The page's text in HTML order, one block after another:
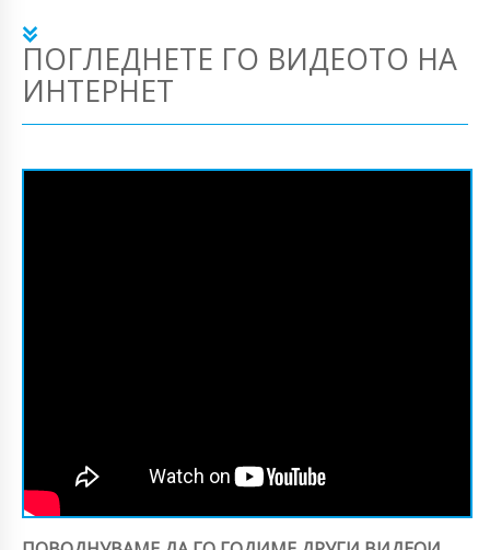
ПОГЛЕДНЕТЕ ГО ВИДЕОТО НА
ИНТЕРНЕТ